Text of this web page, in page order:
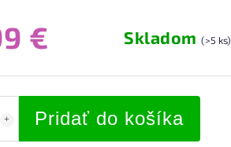
€ Skladom(>5 ks)
Pridať do košíka